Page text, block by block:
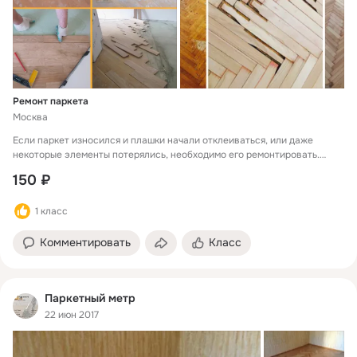
Ремонт паркета
Москва
Если паркет износился и плашки начали отклеиваться, или даже
некоторые элементы потерялись, необходимо его ремонтировать.
поврежденные или отсутствующие плашки. После проведения
случае вы получите практически новый паркет, вместо старого и
150 ₽
1 класс
Комментировать Класс
Паркетный метр
22 июн 2017